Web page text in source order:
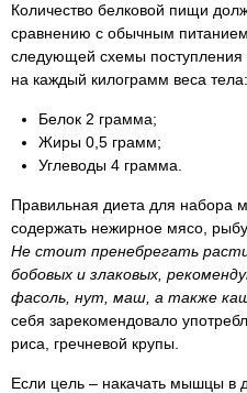
Количество белковой пищи
сравнению с обычным
следующей схемы поступления
на каждый килограмм веса тела:
Белок 2 грамма;
Жиры 0,5 грамм;
Углеводы 4 грамма.
Правильная диета для набора
содержать нежирное мясо,
Не стоит пренебрегать
бобовых и злаковых,
фасоль, нут, маш, а также
себя зарекомендовало
риса, гречневой крупы.
Если цель – накачать мышцы в